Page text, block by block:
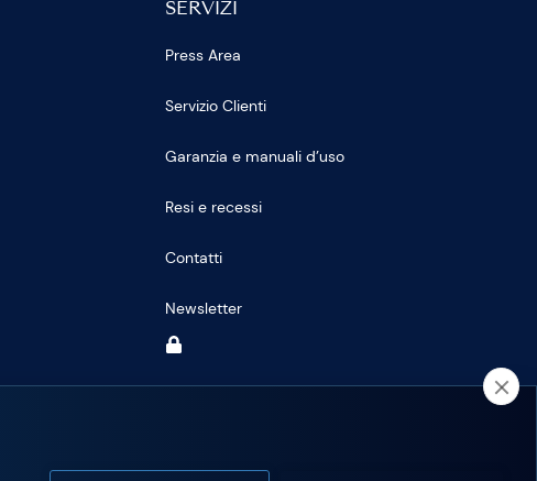
SERVIZI
Press Area
Servizio Clienti
Garanzia e manuali d’uso
Resi e recessi
Contatti
Newsletter